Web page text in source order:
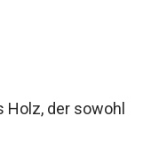
der sowohl